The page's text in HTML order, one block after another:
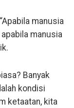
manusia
manusia
Banyak
kondisi
ketaatan, kita